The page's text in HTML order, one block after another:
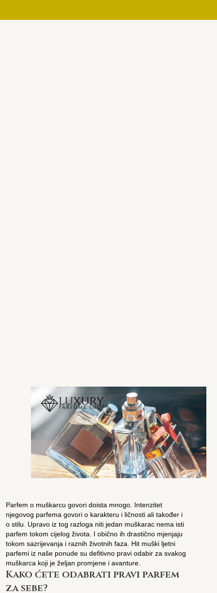
Parfem o muškarcu govori doista mnogo. Intenzitet
njegovog parfema govori o karakteru i ličnosti ali također i
o stilu. Upravo iz tog razloga niti jedan muškarac nema isti
parfem tokom cijelog života. I obično ih drastično mjenjaju
tokom sazrijevanja i raznih životnih faza. Hit muški ljetni
parfemi iz naše ponude su defitivno pravi odabir za svakog
muškarca koji je željan promjene i avanture.
Kako ćete odabrati pravi parfem
za sebe?